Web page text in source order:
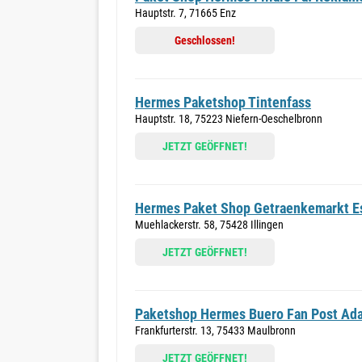
Hauptstr. 7, 71665 Enz
Geschlossen!
Hermes Paketshop Tintenfass
Hauptstr. 18, 75223 Niefern-Oeschelbronn
JETZT GEÖFFNET!
Hermes Paket Shop Getraenkemarkt
Muehlackerstr. 58, 75428 Illingen
JETZT GEÖFFNET!
Paketshop Hermes Buero Fan Post
Frankfurterstr. 13, 75433 Maulbronn
JETZT GEÖFFNET!